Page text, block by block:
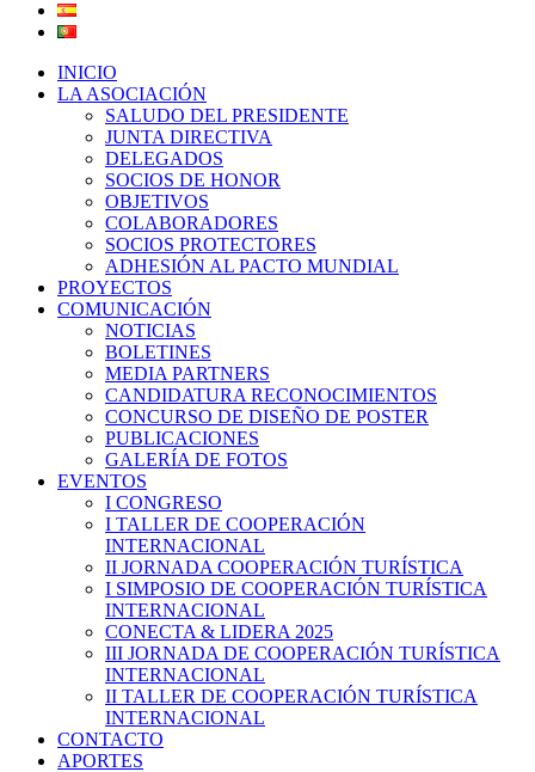
INICIO
LA ASOCIACIÓN
SALUDO DEL PRESIDENTE
JUNTA DIRECTIVA
DELEGADOS
SOCIOS DE HONOR
OBJETIVOS
COLABORADORES
SOCIOS PROTECTORES
ADHESIÓN AL PACTO MUNDIAL
PROYECTOS
COMUNICACIÓN
NOTICIAS
BOLETINES
MEDIA PARTNERS
CANDIDATURA RECONOCIMIENTOS
CONCURSO DE DISEÑO DE POSTER
PUBLICACIONES
GALERÍA DE FOTOS
EVENTOS
I CONGRESO
I TALLER DE COOPERACIÓN
INTERNACIONAL
II JORNADA COOPERACIÓN TURÍSTICA
I SIMPOSIO DE COOPERACIÓN TURÍSTICA
INTERNACIONAL
CONECTA & LIDERA 2025
III JORNADA DE COOPERACIÓN TURÍSTICA
INTERNACIONAL
II TALLER DE COOPERACIÓN TURÍSTICA
INTERNACIONAL
CONTACTO
APORTES